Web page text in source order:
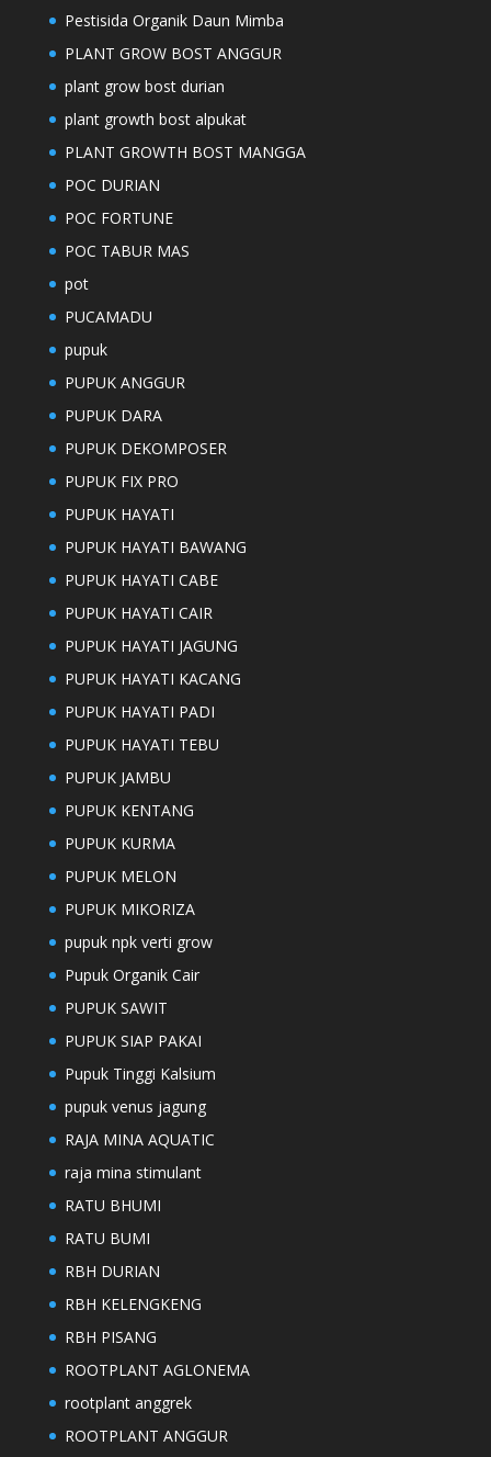
Pestisida Organik Daun Mimba
PLANT GROW BOST ANGGUR
plant grow bost durian
plant growth bost alpukat
PLANT GROWTH BOST MANGGA
POC DURIAN
POC FORTUNE
POC TABUR MAS
pot
PUCAMADU
pupuk
PUPUK ANGGUR
PUPUK DARA
PUPUK DEKOMPOSER
PUPUK FIX PRO
PUPUK HAYATI
PUPUK HAYATI BAWANG
PUPUK HAYATI CABE
PUPUK HAYATI CAIR
PUPUK HAYATI JAGUNG
PUPUK HAYATI KACANG
PUPUK HAYATI PADI
PUPUK HAYATI TEBU
PUPUK JAMBU
PUPUK KENTANG
PUPUK KURMA
PUPUK MELON
PUPUK MIKORIZA
pupuk npk verti grow
Pupuk Organik Cair
PUPUK SAWIT
PUPUK SIAP PAKAI
Pupuk Tinggi Kalsium
pupuk venus jagung
RAJA MINA AQUATIC
raja mina stimulant
RATU BHUMI
RATU BUMI
RBH DURIAN
RBH KELENGKENG
RBH PISANG
ROOTPLANT AGLONEMA
rootplant anggrek
ROOTPLANT ANGGUR